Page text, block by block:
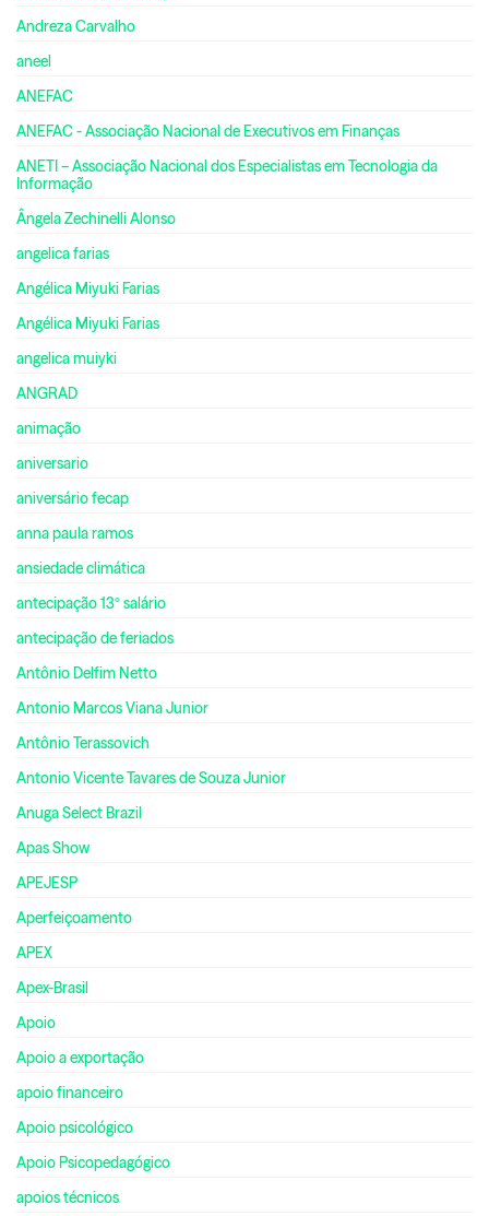
Andreza Carvalho
aneel
ANEFAC
ANEFAC - Associação Nacional de Executivos em Finanças
ANETI – Associação Nacional dos Especialistas em Tecnologia da
Informação
Ângela Zechinelli Alonso
angelica farias
Angélica Miyuki Farias
Angélica Miyuki Farias
angelica muiyki
ANGRAD
animação
aniversario
aniversário fecap
anna paula ramos
ansiedade climática
antecipação 13º salário
antecipação de feriados
Antônio Delfim Netto
Antonio Marcos Viana Junior
Antônio Terassovich
Antonio Vicente Tavares de Souza Junior
Anuga Select Brazil
Apas Show
APEJESP
Aperfeiçoamento
APEX
Apex-Brasil
Apoio
Apoio a exportação
apoio financeiro
Apoio psicológico
Apoio Psicopedagógico
apoios técnicos